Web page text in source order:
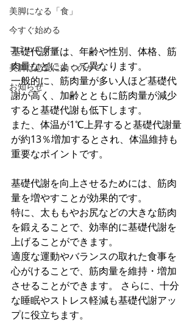
美脚になる「食」
今すぐ始める
コミュニティ
美脚は恋愛に効くのか？
お知らせ
基礎代謝量は、年齢や性別、体格、筋
肉量などによって異なります。
一般的に、筋肉量が多い人ほど基礎代
謝が高く、加齢とともに筋肉量が減少
すると基礎代謝も低下します。
また、体温が1℃上昇すると基礎代謝量
が約13％増加するとされ、体温維持も
重要なポイントです。
基礎代謝を向上させるためには、筋肉
量を増やすことが効果的です。
特に、太ももやお尻などの大きな筋肉
を鍛えることで、効率的に基礎代謝を
上げることができます。
適度な運動やバランスの取れた食事を
心がけることで、筋肉量を維持・増加
させることができます。 さらに、十分
な睡眠やストレス軽減も基礎代謝アッ
プに役立ちます。